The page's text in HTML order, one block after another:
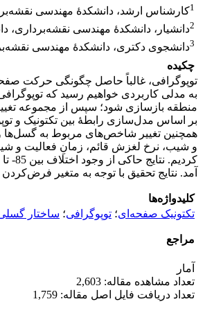
1کارشناس ارشد، دانشکدۀ مهندسی
2دانشیار، دانشکدۀ مهندسی نقشه‌برداری،
3دانشجوی دکتری، دانشکدۀ مهندسی
چکیده
توپوگرافی، غالباً حاصل چگونگی حرکت
به مدلی کاربردی خواهیم رسید که
منطقه بازسازی شود؛ سپس از مجموعه
بر اساس مدل‌سازی رابطۀ بین تکتونیک و
همچنین تغییر شاخص‌های مربوط به گسل‌ها و
و شیب، نرخ لغزش قائم، زمانِ فعالیت و
آمد. نتایج تحقیق با توجه به متغیر فرض‌کردن تنها پنج شاخص و دخیل‌کردن 9 گسل در محاسبات و در نظر نگرفتن
کلیدواژه‌ها
تکتونیک صفحه‌ای؛ توپوگرافی؛ ساختار
مراجع
آمار
تعداد مشاهده مقاله: 2,603
تعداد دریافت فایل اصل مقاله: 1,759